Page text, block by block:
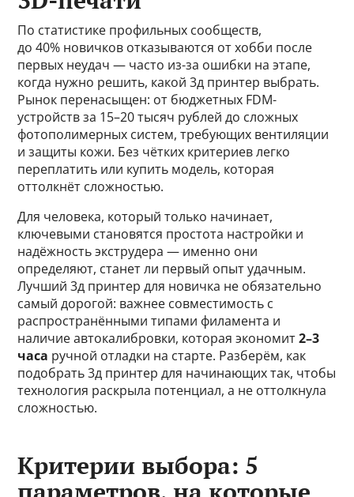
По статистике профильных сообществ,
до 40% новичков отказываются от хобби после
первых неудач — часто из-за ошибки на этапе,
когда нужно решить, какой 3д принтер выбрать.
Рынок перенасыщен: от бюджетных FDM-
устройств за 15–20 тысяч рублей до сложных
фотополимерных систем, требующих вентиляции
и защиты кожи. Без чётких критериев легко
переплатить или купить модель, которая
оттолкнёт сложностью.
Для человека, который только начинает,
ключевыми становятся простота настройки и
надёжность экструдера — именно они
определяют, станет ли первый опыт удачным.
Лучший 3д принтер для новичка не обязательно
самый дорогой: важнее совместимость с
распространёнными типами филамента и
наличие автокалибровки, которая экономит2–3
часа ручной отладки на старте. Разберём, как
подобрать 3д принтер для начинающих так, чтобы
технология раскрыла потенциал, а не оттолкнула
сложностью.
Критерии выбора: 5